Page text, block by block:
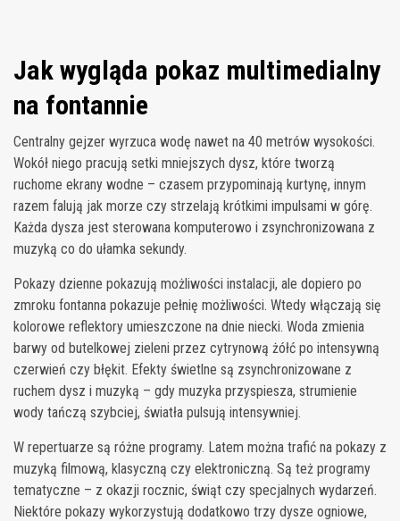
Jak wygląda pokaz multimedialny
na fontannie
Centralny gejzer wyrzuca wodę nawet na 40 metrów wysokości.
Wokół niego pracują setki mniejszych dysz, które tworzą
ruchome ekrany wodne – czasem przypominają kurtynę, innym
razem falują jak morze czy strzelają krótkimi impulsami w górę.
Każda dysza jest sterowana komputerowo i zsynchronizowana z
muzyką co do ułamka sekundy.
Pokazy dzienne pokazują możliwości instalacji, ale dopiero po
zmroku fontanna pokazuje pełnię możliwości. Wtedy włączają się
kolorowe reflektory umieszczone na dnie niecki. Woda zmienia
barwy od butelkowej zieleni przez cytrynową żółć po intensywną
czerwień czy błękit. Efekty świetlne są zsynchronizowane z
ruchem dysz i muzyką – gdy muzyka przyspiesza, strumienie
wody tańczą szybciej, światła pulsują intensywniej.
W repertuarze są różne programy. Latem można trafić na pokazy z
muzyką filmową, klasyczną czy elektroniczną. Są też programy
tematyczne – z okazji rocznic, świąt czy specjalnych wydarzeń.
Niektóre pokazy wykorzystują dodatkowo trzy dysze ogniowe,